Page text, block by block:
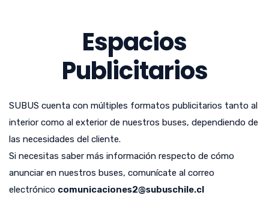
Espacios
Publicitarios
SUBUS cuenta con múltiples formatos publicitarios tanto al
interior como al exterior de nuestros buses, dependiendo de
las necesidades del cliente.
Si necesitas saber más información respecto de cómo
anunciar en nuestros buses, comunícate al correo
electrónico comunicaciones2@subuschile.cl